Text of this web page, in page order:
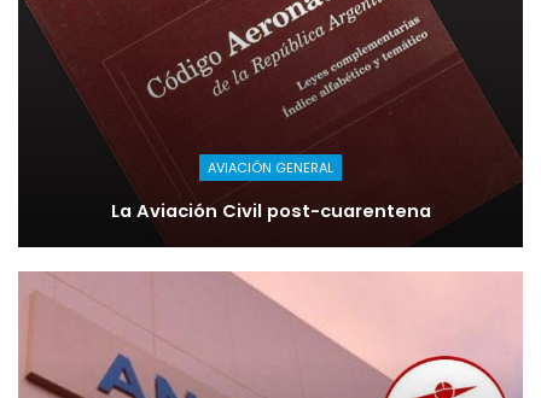
AVIACIÓN GENERAL
La Aviación Civil post-cuarentena